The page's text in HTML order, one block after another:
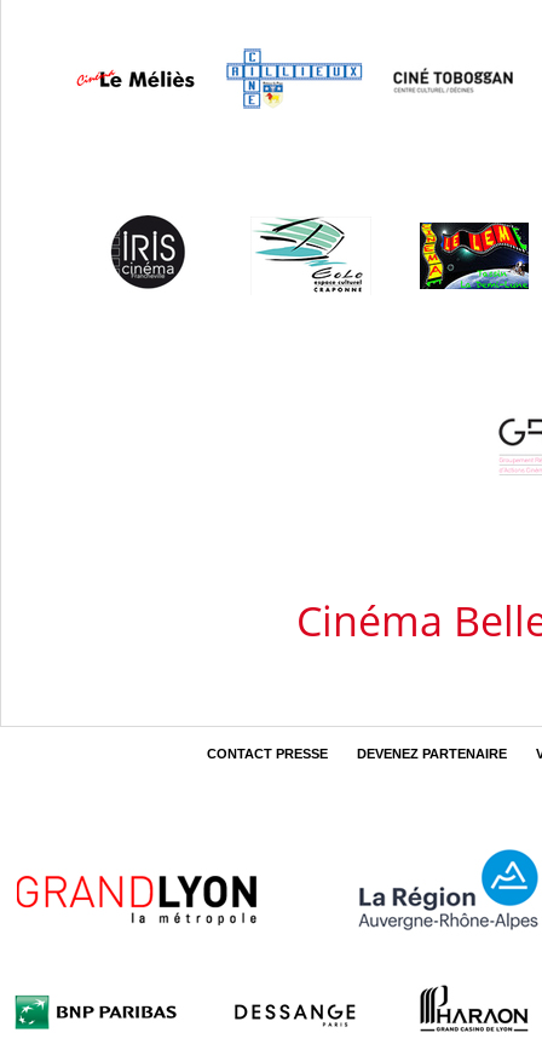
Cinéma
CONTACT PRESSE DEVENEZ PARTENAIRE